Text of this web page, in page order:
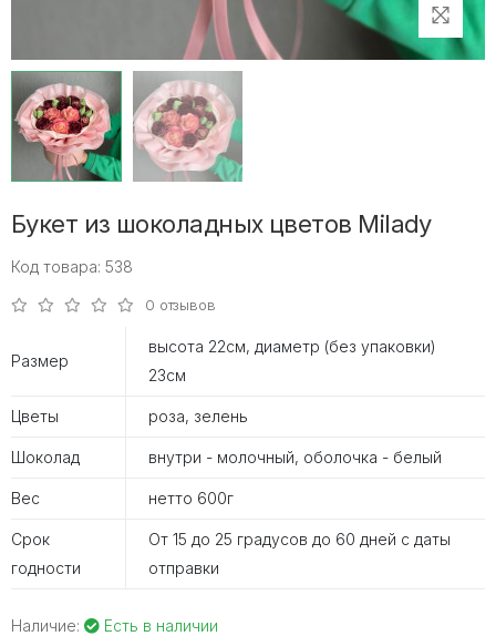
Букет из шоколадных цветов Milady
Код товара: 538
0 отзывов
Размер
высота 22см, диаметр (без упаковки)
23см
Цветы роза, зелень
Шоколад внутри - молочный, оболочка - белый
Вес нетто 600г
Срок
годности
От 15 до 25 градусов до 60 дней с даты
отправки
Наличие: Есть в наличии